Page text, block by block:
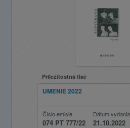
Príležitostná tlač
UMENIE 2022
Číslo emisie
074 PT 777/22
Dátum vydania
21.10.2022